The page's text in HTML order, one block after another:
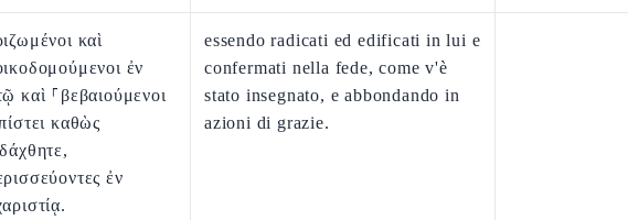
καὶ
ἐν
καὶ ⸀βεβαιούμενοι
καθὼς
ἐν
essendo radicati ed edificati in lui e
confermati nella fede, come v'è
stato insegnato, e abbondando in
azioni di grazie.